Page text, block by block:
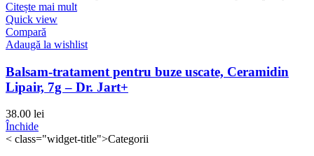
Citește mai mult
Quick view
Compară
Adaugă la wishlist
Balsam-tratament pentru buze uscate, Ceramidin
Lipair, 7g – Dr. Jart+
38.00 lei
Închide
< class="widget-title">Categorii